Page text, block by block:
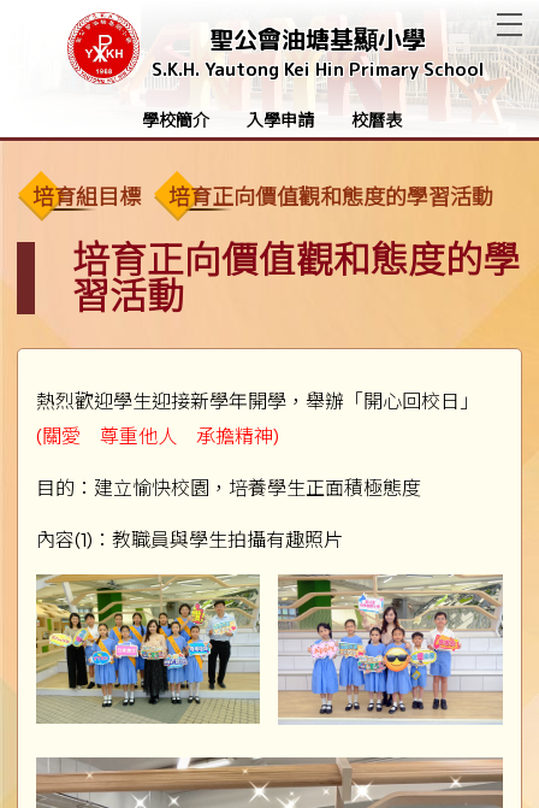
聖公會油塘基顯小學
S.K.H. Yautong Kei Hin Primary School
學校簡介 入學申請 校曆表
培育組目標 培育正向價值觀和態度的學習活動
培育正向價值觀和態度的學
習活動
熱烈歡迎學生迎接新學年開學，舉辦「開心回校日」
(關愛 尊重他人 承擔精神)
目的：建立愉快校園，培養學生正面積極態度
內容(1)：教職員與學生拍攝有趣照片